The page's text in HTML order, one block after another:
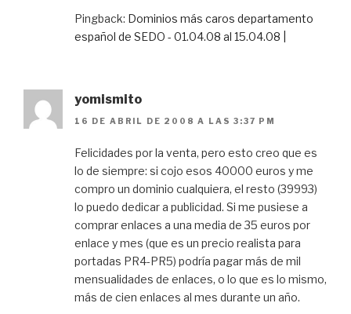
Pingback: Dominios más caros departamento
español de SEDO - 01.04.08 al 15.04.08 |
yomismito
16 DE ABRIL DE 2008 A LAS 3:37 PM
Felicidades por la venta, pero esto creo que es
lo de siempre: si cojo esos 40000 euros y me
compro un dominio cualquiera, el resto (39993)
lo puedo dedicar a publicidad. Si me pusiese a
comprar enlaces a una media de 35 euros por
enlace y mes (que es un precio realista para
portadas PR4-PR5) podría pagar más de mil
mensualidades de enlaces, o lo que es lo mismo,
más de cien enlaces al mes durante un año.